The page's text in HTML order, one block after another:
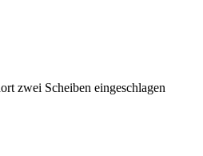
zwei Scheiben eingeschlagen